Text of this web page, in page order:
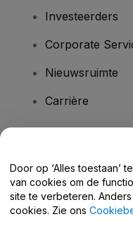
Investeerders
Corporate
Nieuwsruimte
Carrière
Helpcentrum /
Door op ‘Alles toestaan’
van cookies om de
site te verbeteren.
cookies. Zie ons